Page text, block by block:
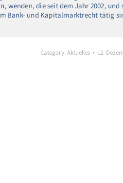
wenden, die seit dem Jahr 2002, und
Bank- und Kapitalmarktrecht tätig
Category:Aktuelles 12.